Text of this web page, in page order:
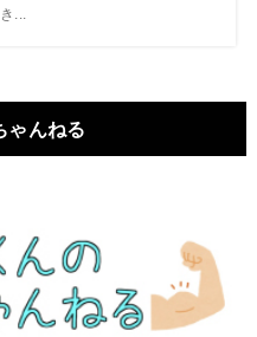
...
ゃんねる